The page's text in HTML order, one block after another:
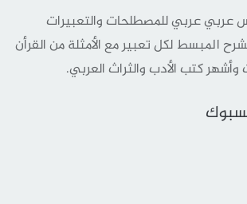
عربي عربي للمصطلحات والتعبيرات
المبسط لكل تعبير مع الأمثلة من القرأن
كتب الأدب والثراث العربي.